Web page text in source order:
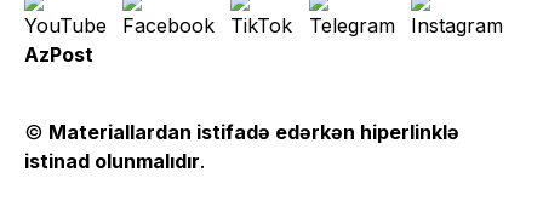
AzPost
© Materiallardan istifadə edərkən hiperlinklə
istinad olunmalıdır.